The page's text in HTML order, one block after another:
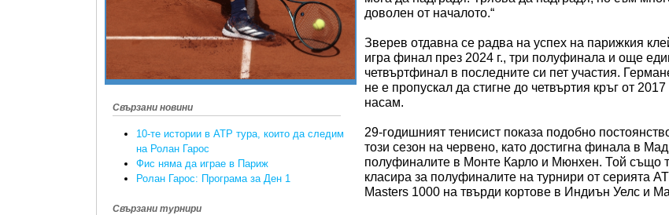
Свързани новини
10-те истории в ATP тура, които да следим
на Ролан Гарос
Фис няма да играе в Париж
Ролан Гарос: Програма за Ден 1
Свързани турнири
доволен от началото.“
Зверев отдавна се радва на успех на парижкия
игра финал през 2024 г., три полуфинала и още
четвъртфинал в последните си пет участия.
не е пропускал да стигне до четвъртия кръг от 2017
насам.
29-годишният тенисист показа подобно
този сезон на червено, като достигна финала в
полуфиналите в Монте Карло и Мюнхен. Той също
класира за полуфиналите на турнири от серията
Masters 1000 на твърди кортове в Индиън Уелс и